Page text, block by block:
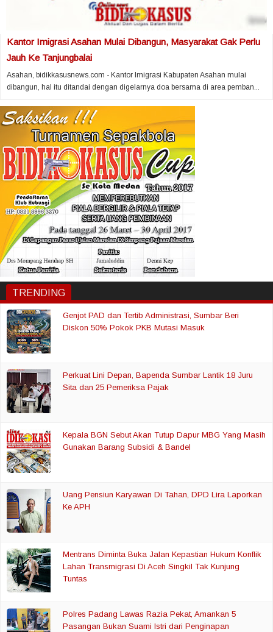
Kantor Imigrasi Asahan Mulai Dibangun, Masyarakat Gak Perlu
Jauh Ke Tanjungbalai
Asahan, bidikkasusnews.com - Kantor Imigrasi Kabupaten Asahan mulai
dibangun, hal itu ditandai dengan digelarnya doa bersama di area pemban...
TRENDING
Genjot PAD dan Tertib Administrasi, Sumbar Beri
Diskon 50% Pokok PKB Mutasi Masuk
Perkuat Lini Depan, Bapenda Sumbar Lantik 18 Juru
Sita dan 25 Pemeriksa Pajak
Kepala BGN Sebut Akan Tutup Dapur MBG Yang Masih
Gunakan Barang Subsidi & Bandel
Uang Pensiun Karyawan Di Tahan, DPD Lira Laporkan
Ke APH
Mentrans Diminta Buka Jalan Kepastian Hukum Konflik
Lahan Transmigrasi Di Aceh Singkil Tak Kunjung
Tuntas
Polres Padang Lawas Razia Pekat, Amankan 5
Pasangan Bukan Suami Istri dari Penginapan